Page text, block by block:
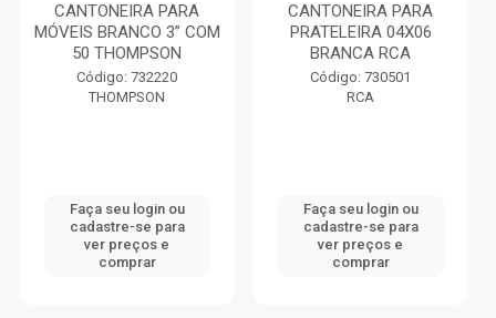
CANTONEIRA PARA
MÓVEIS BRANCO 3” COM
50 THOMPSON
Código: 732220
THOMPSON
Faça seu login ou
cadastre-se para
ver preços e
comprar
CANTONEIRA PARA
PRATELEIRA 04X06
BRANCA RCA
Código: 730501
RCA
Faça seu login ou
cadastre-se para
ver preços e
comprar